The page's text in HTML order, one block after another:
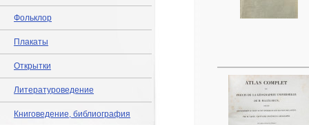
Фольклор
Плакаты
Открытки
Литературоведение
Книговедение, библиография